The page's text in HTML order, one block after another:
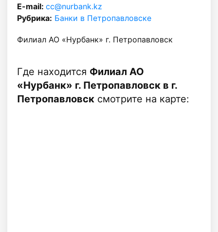
E-mail: cc@nurbank.kz
Рубрика: Банки в Петропавловске
Филиал АО «Нурбанк» г. Петропавловск
Где находится Филиал АО
«Нурбанк» г. Петропавловск в г.
Петропавловск смотрите на карте: